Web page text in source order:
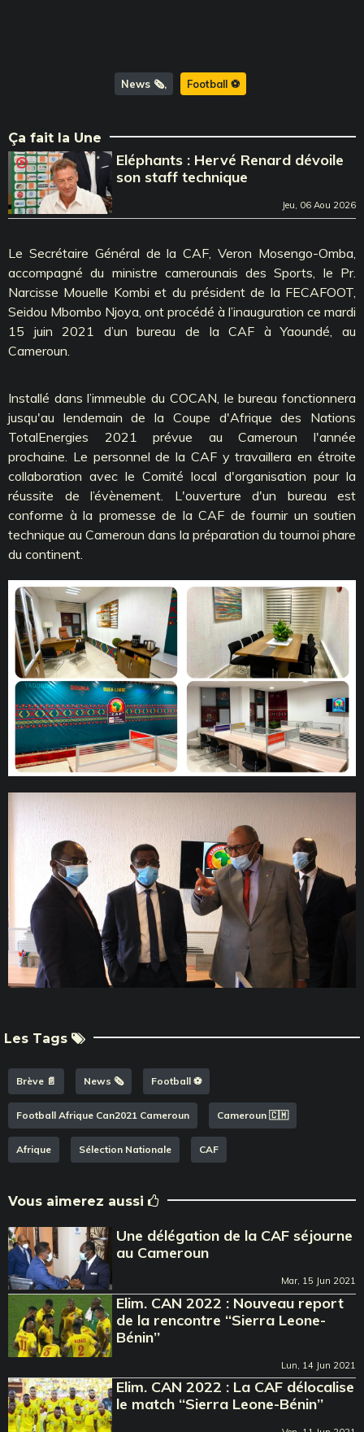
News 🗞️ Football ⚽️
Ça fait la Une
Eléphants : Hervé Renard dévoile
son staff technique
Jeu, 06 Aou 2026
Le Secrétaire Général de la CAF, Veron Mosengo-Omba,
accompagné du ministre camerounais des Sports, le Pr.
Narcisse Mouelle Kombi et du président de la FECAFOOT,
Seidou Mbombo Njoya, ont procédé à l’inauguration ce mardi
15 juin 2021 d’un bureau de la CAF à Yaoundé, au
Cameroun.
Installé dans l’immeuble du COCAN, le bureau fonctionnera
jusqu'au lendemain de la Coupe d'Afrique des Nations
TotalEnergies 2021 prévue au Cameroun l'année
prochaine. Le personnel de la CAF y travaillera en étroite
collaboration avec le Comité local d'organisation pour la
réussite de l’évènement. L'ouverture d'un bureau est
conforme à la promesse de la CAF de fournir un soutien
technique au Cameroun dans la préparation du tournoi phare
du continent.
Les Tags
Brève 📄 News 🗞️ Football ⚽️
Football Afrique Can2021 Cameroun Cameroun 🇨🇲
Afrique Sélection Nationale CAF
Vous aimerez aussi
Une délégation de la CAF séjourne
au Cameroun
Mar, 15 Jun 2021
Elim. CAN 2022 : Nouveau report
de la rencontre ‘‘Sierra Leone-
Bénin’’
Lun, 14 Jun 2021
Elim. CAN 2022 : La CAF délocalise
le match ‘‘Sierra Leone-Bénin’’